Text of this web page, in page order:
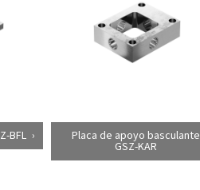
BFL Placa de apoyo basculante
GSZ-KAR